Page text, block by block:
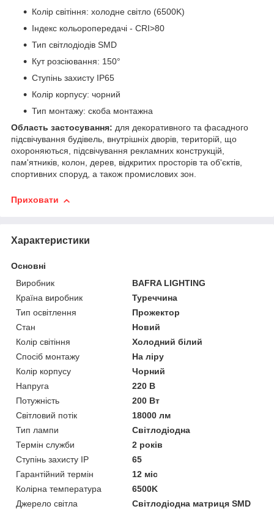
Колір світіння: холодне світло (6500K)
Індекс кольоропередачі - CRI>80
Тип світлодіодів SMD
Кут розсіювання: 150°
Ступінь захисту IP65
Колір корпусу: чорний
Тип монтажу: скоба монтажна
Область застосування: для декоративного та фасадного
підсвічування будівель, внутрішніх дворів, територій, що
охороняються, підсвічування рекламних конструкцій,
пам'ятників, колон, дерев, відкритих просторів та об'єктів,
спортивних споруд, а також промислових зон.
Приховати
Характеристики
Основні
Виробник
BAFRA LIGHTING
Країна виробник
Туреччина
Тип освітлення
Прожектор
Стан
Новий
Колір світіння
Холодний білий
Спосіб монтажу
На ліру
Колір корпусу
Чорний
Напруга
220 В
Потужність
200 Вт
Світловий потік
18000 лм
Тип лампи
Світлодіодна
Термін служби
2 років
Ступінь захисту IP
65
Гарантійний термін
12 міс
Колірна температура
6500K
Джерело світла
Світлодіодна матриця SMD